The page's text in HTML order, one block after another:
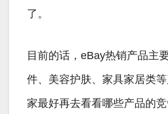
了。
目前的话，eBay热销产品主
件、美容护肤、家具家居类
家最好再去看看哪些产品的